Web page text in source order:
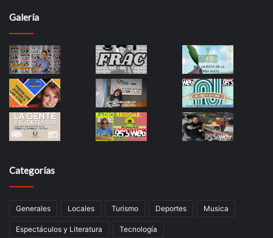
Galería
Categorías
Generales Locales Turismo Deportes Musica
Espectáculos y Literatura Tecnología